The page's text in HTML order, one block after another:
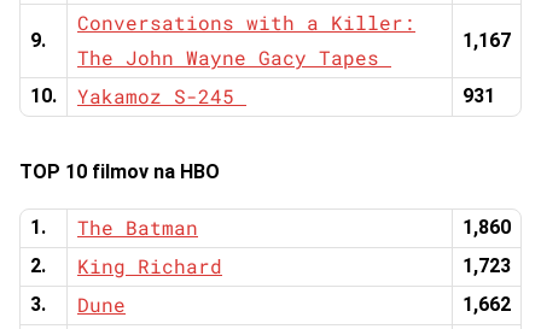
9.
Conversations with a Killer:
The John Wayne Gacy Tapes
1,167
10. Yakamoz S-245 931
TOP 10 filmov na HBO
1. The Batman
1,860
2.
King Richard
1,723
3.
Dune 1,662